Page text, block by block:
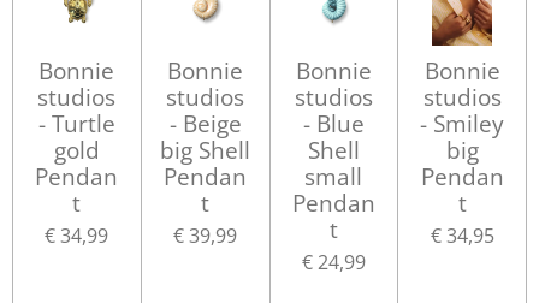
Bonnie
studios
- Turtle
gold
Pendan
t
€ 34,99
Bonnie
studios
- Beige
big Shell
Pendan
t
€ 39,99
Bonnie
studios
- Blue
Shell
small
Pendan
t
€ 24,99
Bonnie
studios
- Smiley
big
Pendan
t
€ 34,95